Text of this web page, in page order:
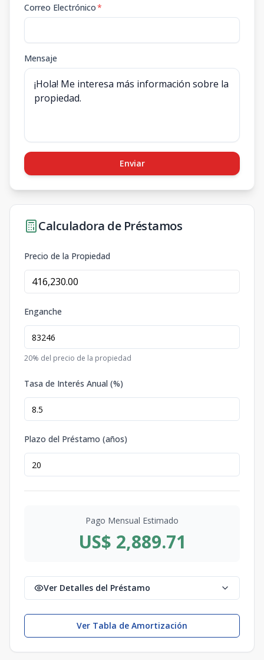
Correo Electrónico*
Mensaje
Enviar
Calculadora de Préstamos
Precio de la Propiedad
Enganche
20% del precio de la propiedad
Tasa de Interés Anual (%)
Plazo del Préstamo (años)
Pago Mensual Estimado
US$ 2,889.71
Ver Detalles del Préstamo
Ver Tabla de Amortización